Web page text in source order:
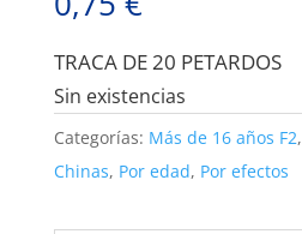
TRACA DE 20 PETARDOS
Sin existencias
Categorías: Más de 16 años F2,
Chinas, Por edad, Por efectos